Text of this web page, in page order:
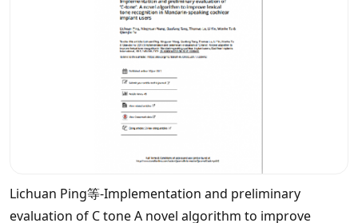
Lichuan Ping等-Implementation and preliminary
evaluation of C tone A novel algorithm to improve